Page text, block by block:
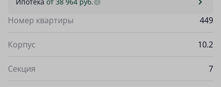
Номер квартиры 449
Корпус 10.2
Секция 7